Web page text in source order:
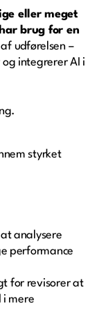
eller meget
brug for en
af udførelsen –
integrerer AI i
styrket
analysere
performance
for revisorer at
i mere